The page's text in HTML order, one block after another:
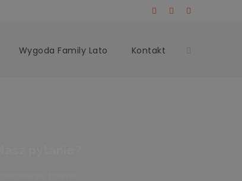
Wygoda Family Lato Kontakt